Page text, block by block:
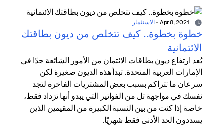
- الاستثمار
خطوة بخطوة.. كيف تتخلص من ديون بطاقتك
الائتمانية
يُعد ارتفاع ديون بطاقات الائتمان من الأمور الشائعة جدًا في
الإمارات العربية المتحدة. تبدأ هذه الديون صغيرة لكن
سرعان ما تتراكم بسبب بعض المشتريات الفاخرة لتجد
نفسك في مواجهة تل من الفواتير التي يبدو أنها تزداد فقط،
خاصة إذا كنت من بين النسبة الكبيرة من المقيمين الذين
يسددون الحد الأدنى فقط شهريًا.